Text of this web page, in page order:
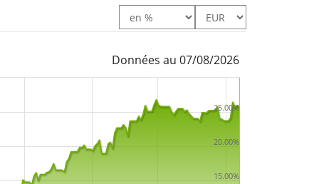
Données au 07/08/2026
15.00%
20.00%
25.00%